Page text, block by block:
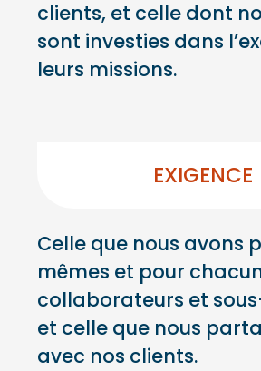
clients, et celle dont
sont investies dans
leurs missions.
EXIGENCE
Celle que nous avons
mêmes et pour
collaborateurs et
et celle que nous
avec nos clients.